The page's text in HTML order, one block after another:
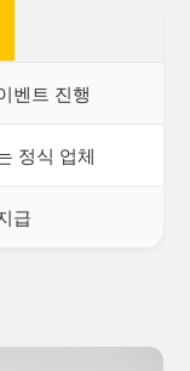
벤트 진행
정식 업체
급